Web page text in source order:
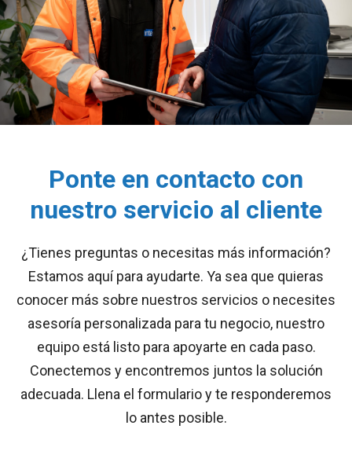
Ponte en contacto con
nuestro servicio al cliente
¿Tienes preguntas o necesitas más información?
Estamos aquí para ayudarte. Ya sea que quieras
conocer más sobre nuestros servicios o necesites
asesoría personalizada para tu negocio, nuestro
equipo está listo para apoyarte en cada paso.
Conectemos y encontremos juntos la solución
adecuada. Llena el formulario y te responderemos
lo antes posible.